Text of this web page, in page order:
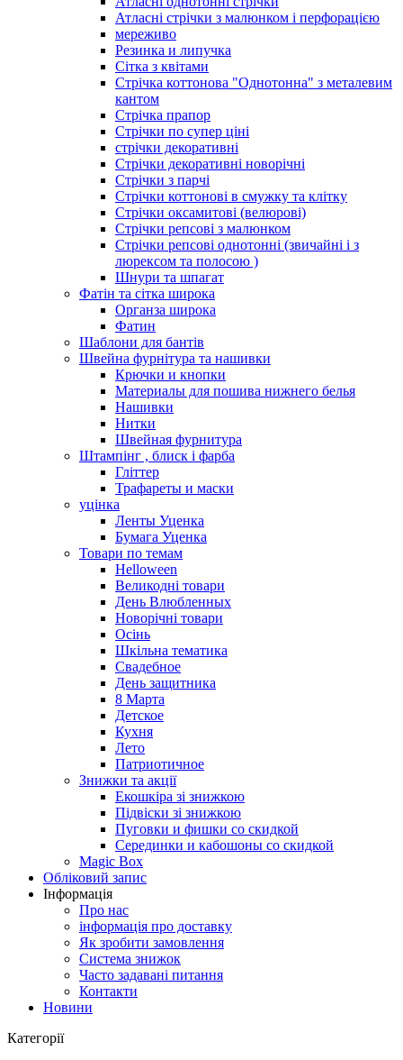
Атласні стрічки з малюнком і перфорацією
мереживо
Резинка и липучка
Сітка з квітами
Стрічка коттонова "Однотонна" з металевим
кантом
Стрічка прапор
Стрічки по супер ціні
стрічки декоративні
Стрічки декоративні новорічні
Стрічки з парчі
Стрічки коттонові в смужку та клітку
Стрічки оксамитові (велюрові)
Стрічки репсові з малюнком
Стрічки репсові однотонні (звичайні і з
люрексом та полосою )
Шнури та шпагат
Фатін та сітка широка
Органза широка
Фатин
Шаблони для бантів
Швейна фурнітура та нашивки
Крючки и кнопки
Материалы для пошива нижнего белья
Нашивки
Нитки
Швейная фурнитура
Штампінг , блиск і фарба
Гліттер
Трафареты и маски
уцінка
Ленты Уценка
Бумага Уценка
Товари по темам
Helloween
Великодні товари
День Влюбленных
Новорічні товари
Осінь
Шкільна тематика
Свадебное
День защитника
8 Марта
Детское
Кухня
Лето
Патриотичное
Знижки та акції
Екошкіра зі знижкою
Підвіски зі знижкою
Пуговки и фишки со скидкой
Серединки и кабошоны со скидкой
Magic Box
Обліковий запис
Інформація
Про нас
інформація про доставку
Як зробити замовлення
Система знижок
Часто задавані питання
Контакти
Новини
Категорії